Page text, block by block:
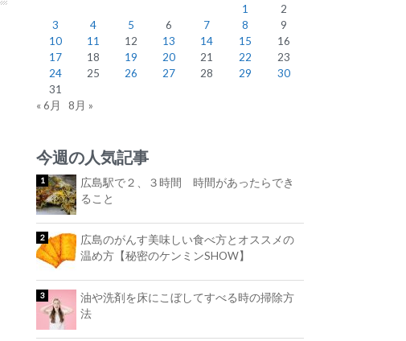
1
2
3
4 5 6 7 8
9
10
11 12 13 14 15
16
17
18 19 20 21 22
23
24
25 26 27 28 29
30
31
« 6月
8月 »
今週の人気記事
広島駅で２、３時間 時間があったらでき
ること
広島のがんす美味しい食べ方とオススメの
温め方【秘密のケンミンSHOW】
油や洗剤を床にこぼしてすべる時の掃除方
法